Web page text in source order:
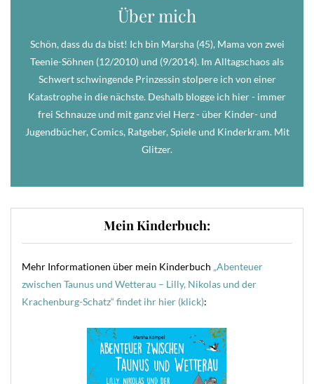
Über mich
Schön, dass du da bist! Ich bin Marsha (45), Mama von zwei
Teenie-Söhnen (12/2010) und (9/2014). Im Alltagschaos als
Schwert schwingende Prinzessin stolpere ich von einer
Katastrophe in die nächste. Deshalb blogge ich hier - immer
frei Schnauze und mit ganz viel Herz - über Kinder- und
Jugendbücher, Comics, Ratgeber, Spiele und Kinderkram. Mit
Glitzer.
Mein Kinderbuch:
Mehr Informationen über mein Kinderbuch „Abenteuer
zwischen Taunus und Wetterau – Lilly, Nikolas und der
Krachenburg-Schatz“ findet ihr hier (klick):